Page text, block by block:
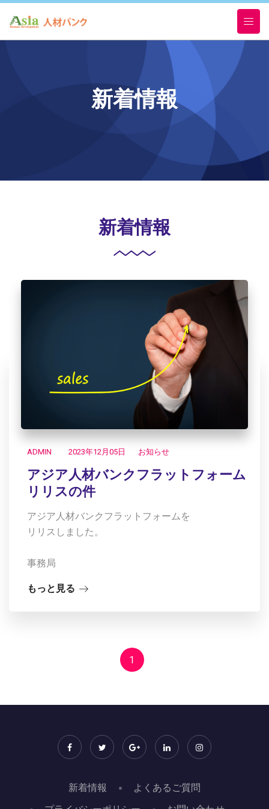
新着情報
新着情報
ADMIN 2023年12月05日 お知らせ
アジア人材バンクフラットフォーム
リリスの件
アジア人材バンクフラットフォームを
リリスしました。
事務局
もっと見る
1
新着情報
よくあるご質問